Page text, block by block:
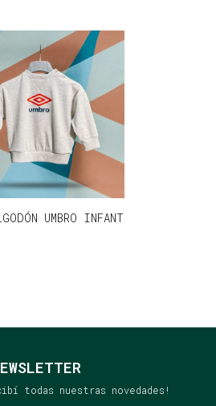
UMBRO INFANT
todas nuestras novedades!